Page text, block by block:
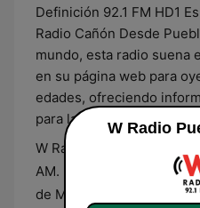
Definición 92.1 FM HD1
Radio Cañón Desde
mundo, esta radio suena
en su página web para
edades, ofreciendo
para las preferencias más
W Radio en sus orígenes
AM. Es una de las
de México DF, Hoy
W Radio